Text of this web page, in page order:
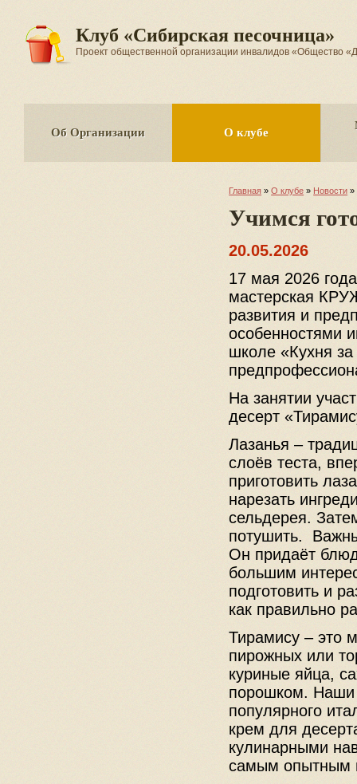
Клуб «Сибирская песочница»
Проект общественной организации инвалидов
Об Организации О клубе
Главная »О клубе » Новости »
Учимся
20.05.2026
17 мая 2026
мастерская
развития и
особенностями
школе «Кухня
На занятии
десерт
Лазанья –
слоёв теста,
приготовить
нарезать
сельдерея.
потушить.
Он придаёт
большим
подготовить и
как правильно
Тирамису – это
пирожных или
куриные яйца,
порошком. Наши
популярного
крем для
кулинарными
самым опытным